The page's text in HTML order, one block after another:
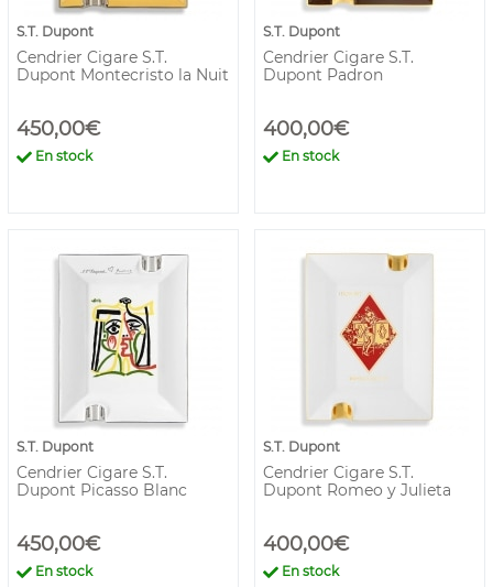
S.T. Dupont
Cendrier Cigare S.T.
Dupont Montecristo la Nuit
450,00€
En stock
S.T. Dupont
Cendrier Cigare S.T.
Dupont Padron
400,00€
En stock
S.T. Dupont
Cendrier Cigare S.T.
Dupont Picasso Blanc
450,00€
En stock
S.T. Dupont
Cendrier Cigare S.T.
Dupont Romeo y Julieta
400,00€
En stock